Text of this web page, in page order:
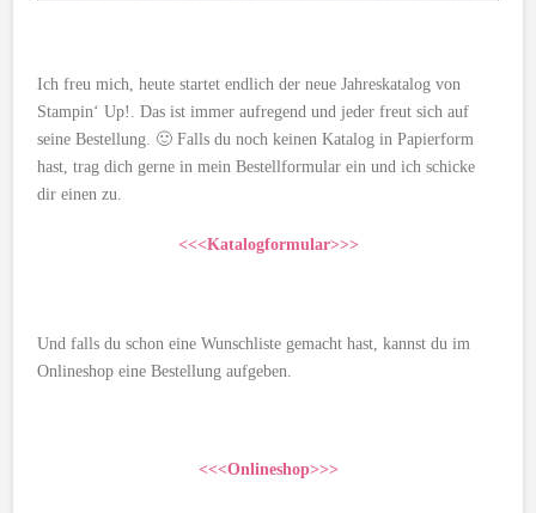
Ich freu mich, heute startet endlich der neue Jahreskatalog von
Stampin‘ Up!. Das ist immer aufregend und jeder freut sich auf
seine Bestellung. 🙂 Falls du noch keinen Katalog in Papierform
hast, trag dich gerne in mein Bestellformular ein und ich schicke
dir einen zu.
<<<Katalogformular>>>
Und falls du schon eine Wunschliste gemacht hast, kannst du im
Onlineshop eine Bestellung aufgeben.
<<<Onlineshop>>>